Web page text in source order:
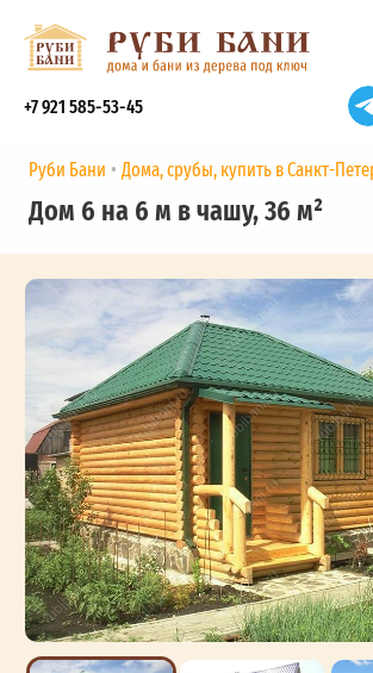
+7 921 585-53-45
Руби Бани Дома, срубы, купить в Санкт-
Дом 6 на 6 м в чашу, 36 м²